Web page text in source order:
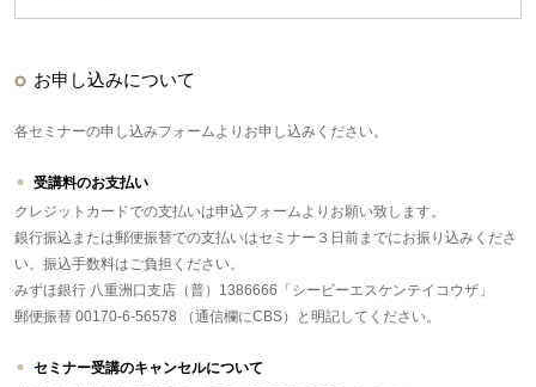
お申し込みについて
各セミナーの申し込みフォームよりお申し込みください。
受講料のお支払い
クレジットカードでの支払いは申込フォームよりお願い致します。
銀行振込または郵便振替での支払いはセミナー３日前までにお振り込みくださ
い。振込手数料はご負担ください。
みずほ銀行 八重洲口支店（普）1386666「シービーエスケンテイコウザ」
郵便振替 00170-6-56578 （通信欄にCBS）と明記してください。
セミナー受講のキャンセルについて